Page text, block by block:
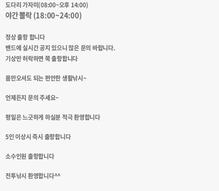
도다리 가자미(08:00~오후 14:00)
야간 뽈락 (18:00~24:00)
정상 출항 합니다
밴드에 실시간 공지 있으니 많은 문의 바랍니다. ​
기상만 허락하면 쭉 출항합니다
몸만오셔도 되는 편안한 생활낚시~
언제든지 문의 주세요~
평일은 느긋하게 하실분 적극 환영합니다
5인 이상시 즉시 출항합니다
소수인원 출항합니다
전투낚시 환영합니다^^